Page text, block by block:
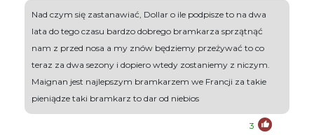
Nad czym się zastanawiać, Dollar o ile podpisze to na dwa
lata do tego czasu bardzo dobrego bramkarza sprzątnąć
nam z przed nosa a my znów będziemy przeżywać to co
teraz za dwa sezony i dopiero wtedy zostaniemy z niczym.
Maignan jest najlepszym bramkarzem we Francji za takie
pieniądze taki bramkarz to dar od niebios
3